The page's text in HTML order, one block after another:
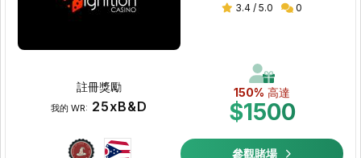
3.4 / 5.0 0
150% 高達
$1500
註冊獎勵
我的 WR: 25xB&D
參觀賭場